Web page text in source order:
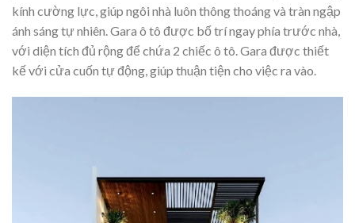
kính cường lực, giúp ngôi nhà luôn thông thoáng và tràn ngập
ánh sáng tự nhiên. Gara ô tô được bố trí ngay phía trước nhà,
với diện tích đủ rộng để chứa 2 chiếc ô tô. Gara được thiết
kế với cửa cuốn tự động, giúp thuận tiện cho việc ra vào.